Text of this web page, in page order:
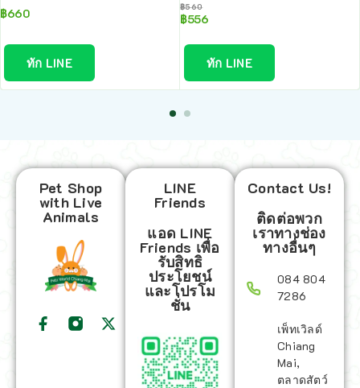
฿660
ทัก LINE
฿560
฿556
ทัก LINE
Pet Shop
with Live
Animals
LINE
Friends
แอด LINE
Friends เพื่อ
รับสิทธิ
ประโยชน์
และโปรโม
ชั่น
Contact Us!
ติดต่อพวก
เราทางช่อง
ทางอื่นๆ
084 804
7286
เพ็ทเวิลด์
Chiang
Mai,
ตลาดสัตว์